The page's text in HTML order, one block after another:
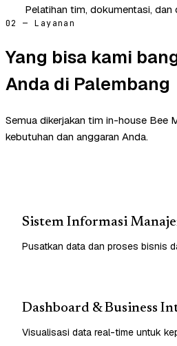
Pelatihan tim, dokumentasi, dan
02 — Layanan
Yang bisa kami
Anda di Palembang
Semua dikerjakan tim in-house Bee
kebutuhan dan anggaran Anda.
Sistem Informasi
Pusatkan data dan proses bisnis
Dashboard & Business
Visualisasi data real-time untuk